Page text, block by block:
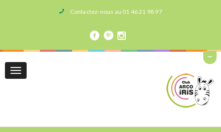
Contactez-nous au 01 46 21 98 97